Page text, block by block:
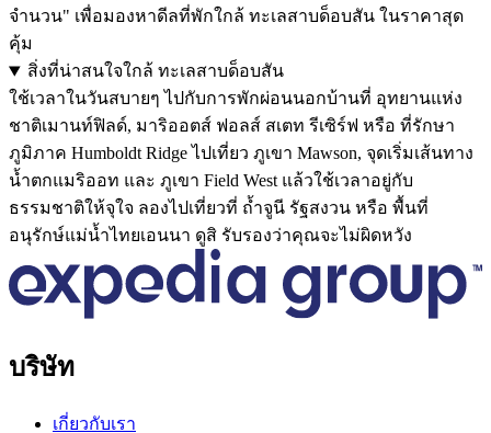
จำนวน" เพื่อมองหาดีลที่พักใกล้ ทะเลสาบด็อบสัน ในราคาสุด
คุ้ม
สิ่งที่น่าสนใจใกล้ ทะเลสาบด็อบสัน
ใช้เวลาในวันสบายๆ ไปกับการพักผ่อนนอกบ้านที่ อุทยานแห่ง
ชาติเมานท์ฟิลด์, มาริออตส์ ฟอลส์ สเตท รีเซิร์ฟ หรือ ที่รักษา
ภูมิภาค Humboldt Ridge ไปเที่ยว ภูเขา Mawson, จุดเริ่มเส้นทาง
น้ำตกแมริออท และ ภูเขา Field West แล้วใช้เวลาอยู่กับ
ธรรมชาติให้จุใจ ลองไปเที่ยวที่ ถ้ำจูนี รัฐสงวน หรือ พื้นที่
อนุรักษ์แม่น้ำไทยเอนนา ดูสิ รับรองว่าคุณจะไม่ผิดหวัง
บริษัท
เกี่ยวกับเรา